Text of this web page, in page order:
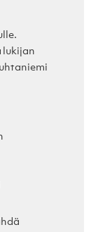
lukijan